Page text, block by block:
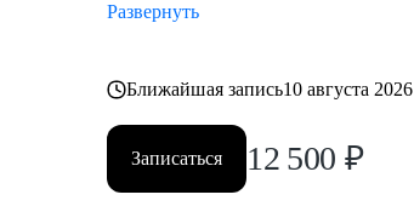
Развернуть
Ближайшая запись10 августа 2026
Записаться 12 500 ₽